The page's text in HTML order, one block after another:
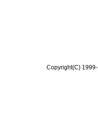
Copyright(C)